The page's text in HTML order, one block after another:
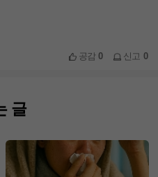
공감0 신고 0
글